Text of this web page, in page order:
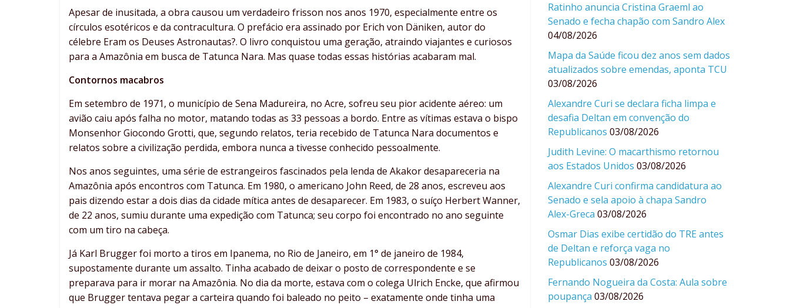
Apesar de inusitada, a obra causou um verdadeiro frisson nos anos 1970, especialmente entre os
círculos esotéricos e da contracultura. O prefácio era assinado por Erich von Däniken, autor do
célebre Eram os Deuses Astronautas?. O livro conquistou uma geração, atraindo viajantes e curiosos
para a Amazônia em busca de Tatunca Nara. Mas quase todas essas histórias acabaram mal.
Contornos macabros
Em setembro de 1971, o município de Sena Madureira, no Acre, sofreu seu pior acidente aéreo: um
avião caiu após falha no motor, matando todas as 33 pessoas a bordo. Entre as vítimas estava o bispo
Monsenhor Giocondo Grotti, que, segundo relatos, teria recebido de Tatunca Nara documentos e
relatos sobre a civilização perdida, embora nunca a tivesse conhecido pessoalmente.
Nos anos seguintes, uma série de estrangeiros fascinados pela lenda de Akakor desapareceria na
Amazônia após encontros com Tatunca. Em 1980, o americano John Reed, de 28 anos, escreveu aos
pais dizendo estar a dois dias da cidade mítica antes de desaparecer. Em 1983, o suíço Herbert Wanner,
de 22 anos, sumiu durante uma expedição com Tatunca; seu corpo foi encontrado no ano seguinte
com um tiro na cabeça.
Já Karl Brugger foi morto a tiros em Ipanema, no Rio de Janeiro, em 1° de janeiro de 1984,
supostamente durante um assalto. Tinha acabado de deixar o posto de correspondente e se
preparava para ir morar na Amazônia. No dia da morte, estava com o colega Ulrich Encke, que afirmou
que Brugger tentava pegar a carteira quando foi baleado no peito – exatamente onde tinha uma
Ratinho anuncia Cristina Graeml ao
Senado e fecha chapão com Sandro Alex
04/08/2026
Mapa da Saúde ficou dez anos sem dados
atualizados sobre emendas, aponta TCU
03/08/2026
Alexandre Curi se declara ficha limpa e
desafia Deltan em convenção do
Republicanos 03/08/2026
Judith Levine: O macarthismo retornou
aos Estados Unidos 03/08/2026
Alexandre Curi confirma candidatura ao
Senado e sela apoio à chapa Sandro
Alex-Greca 03/08/2026
Osmar Dias exibe certidão do TRE antes
de Deltan e reforça vaga no
Republicanos 03/08/2026
Fernando Nogueira da Costa: Aula sobre
poupança 03/08/2026